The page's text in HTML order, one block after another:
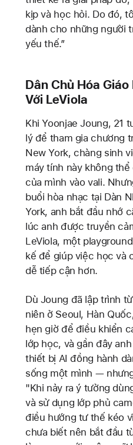
kịp và học hỏi. Do đó,
dành cho những người
yếu thế.”
Dân Chủ Hóa
Với LeViola
Khi Yoonjae Joung, 21
lý để tham gia chương
New York, chàng sinh
máy tính này không
của mình vào vali.
buổi hòa nhạc tại Dàn
York, anh bắt đầu nhớ
lúc anh được truyền
LeViola, một
kế để giúp việc học và
dễ tiếp cận hơn.
Dù Joung đã lập trình
niên ở Seoul, Hàn
hẹn giờ để điều khiển
lớp học, và gần đây
thiết bị AI đồng hành
sống một mình —
"Khi nảy ra ý tưởng
và sử dụng lớp phủ
điều hướng tư thế kéo
chưa biết nên bắt đầu